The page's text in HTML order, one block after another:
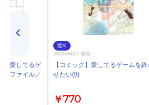
】愛してるゲ
アファイル／
通常
2026/06/11 発売
【コミック】愛してるゲームを終
せたい(9)
￥770